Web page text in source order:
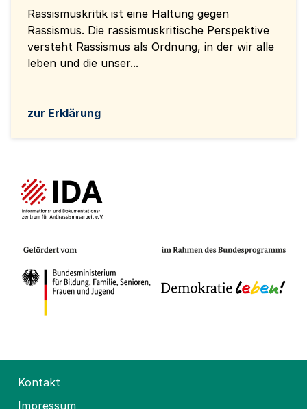
Rassismuskritik ist eine Haltung gegen
Rassismus. Die rassismuskritische Perspektive
versteht Rassismus als Ordnung, in der wir alle
leben und die unser...
zur Erklärung
Kontakt
Impressum